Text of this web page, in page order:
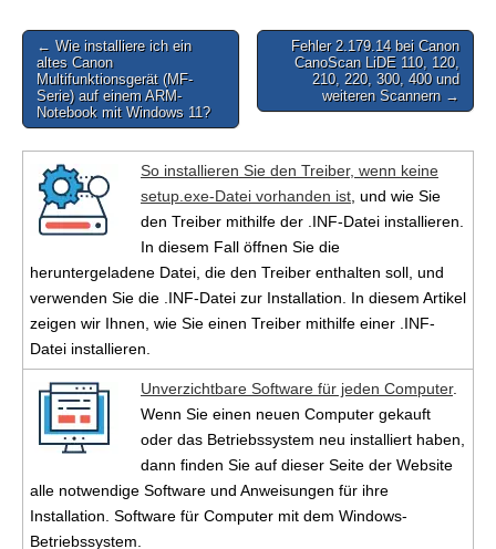
Post
navigation
← Wie installiere ich ein
altes Canon
Multifunktionsgerät (MF-
Serie) auf einem ARM-
Notebook mit Windows 11?
Fehler 2.179.14 bei Canon
CanoScan LiDE 110, 120,
210, 220, 300, 400 und
weiteren Scannern →
So installieren Sie den Treiber, wenn keine
setup.exe-Datei vorhanden ist , und wie Sie
den Treiber mithilfe der .INF-Datei installieren.
In diesem Fall öffnen Sie die
heruntergeladene Datei, die den Treiber enthalten soll, und
verwenden Sie die .INF-Datei zur Installation. In diesem Artikel
zeigen wir Ihnen, wie Sie einen Treiber mithilfe einer .INF-
Datei installieren.
Unverzichtbare Software für jeden Computer.
Wenn Sie einen neuen Computer gekauft
oder das Betriebssystem neu installiert haben,
dann finden Sie auf dieser Seite der Website
alle notwendige Software und Anweisungen für ihre
Installation. Software für Computer mit dem Windows-
Betriebssystem.